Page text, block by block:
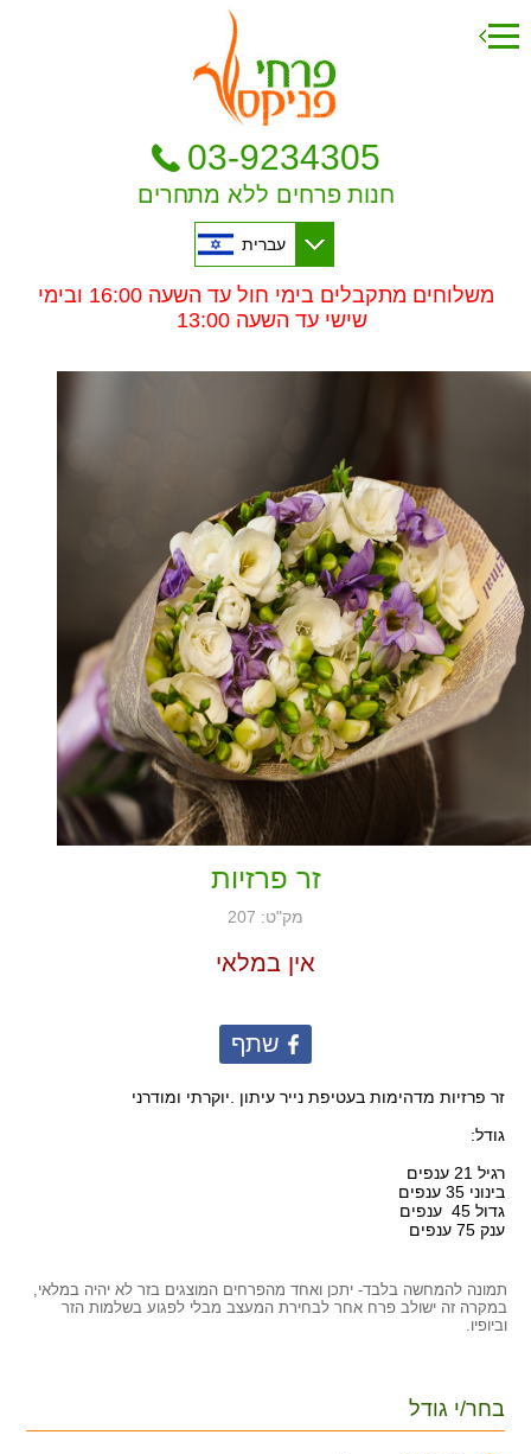
03-9234305
חנות פרחים ללא מתחרים
עברית
משלוחים מתקבלים בימי חול עד השעה 16:00 ובימי
שישי עד השעה 13:00
זר פרזיות
מק"ט: 207
אין במלאי
שתף
זר פרזיות מדהימות בעטיפת נייר עיתון .יוקרתי ומודרני
גודל:
רגיל 21 ענפים
בינוני 35 ענפים
גדול 45 ענפים
ענק 75 ענפים
תמונה להמחשה בלבד- יתכן ואחד מהפרחים המוצגים בזר לא יהיה במלאי,
במקרה זה ישולב פרח אחר לבחירת המעצב מבלי לפגוע בשלמות הזר
וביופיו.
בחר/י גודל